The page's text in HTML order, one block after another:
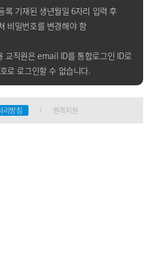
록 기재된 생년월일 6자리 입력 후
비밀번호를 변경해야 함
교직원은 email ID를 통합로그인 ID로
로 로그인할 수 없습니다.
리방침 원격지원